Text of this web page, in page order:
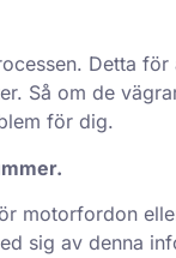
Detta
Så om de
för dig.
motorfordon
sig av denna